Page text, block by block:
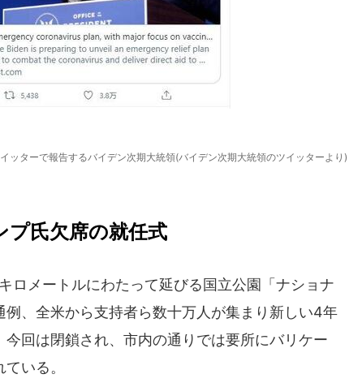
ッターで報告するバイデン次期大統領(バイデン次期大統領のツイッターより)
プ氏欠席の就任式
ロメートルにわたって延びる国立公園「ナショナ
、全米から支持者ら数十万人が集まり新しい4年
回は閉鎖され、市内の通りでは要所にバリケー
いる。